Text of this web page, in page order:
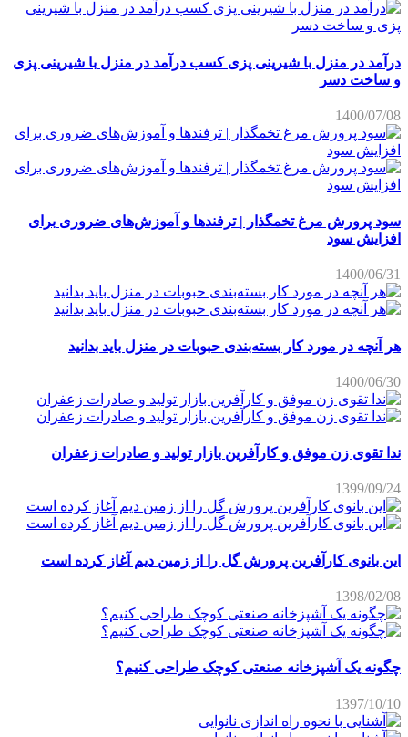
درآمد در منزل با شیرینی پزی کسب درآمد در منزل با شیرینی پزی
و ساخت دسر
1400/07/08
سود پرورش مرغ تخمگذار | ترفندها و آموزش‌های ضروری برای
افزایش سود
1400/06/31
هر آنچه در مورد کار بسته‌بندی حبوبات در منزل باید بدانید
1400/06/30
ندا تقوی زن موفق و کارآفرین بازار تولید و صادرات زعفران
1399/09/24
این بانوی کارآفرین پرورش گل را از زمین دیم آغاز کرده است
1398/02/08
چگونه یک آشپزخانه صنعتی کوچک طراحی کنیم؟
1397/10/10